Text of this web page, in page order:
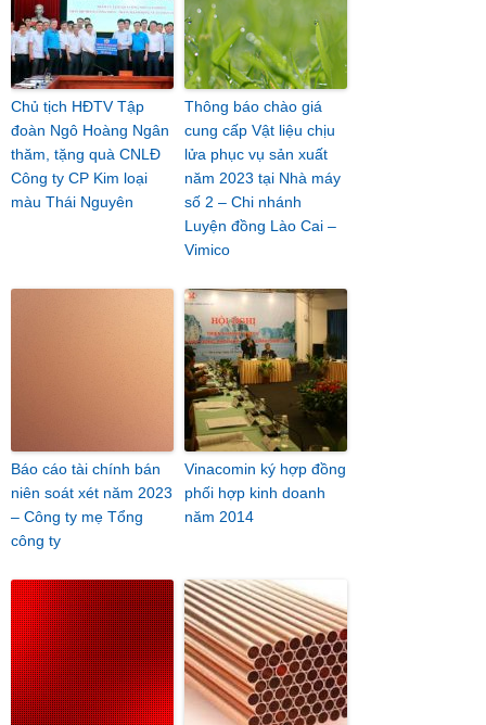
Chủ tịch HĐTV Tập
đoàn Ngô Hoàng Ngân
thăm, tặng quà CNLĐ
Công ty CP Kim loại
màu Thái Nguyên
Thông báo chào giá
cung cấp Vật liệu chịu
lửa phục vụ sản xuất
năm 2023 tại Nhà máy
số 2 – Chi nhánh
Luyện đồng Lào Cai –
Vimico
Báo cáo tài chính bán
niên soát xét năm 2023
– Công ty mẹ Tổng
công ty
Vinacomin ký hợp đồng
phối hợp kinh doanh
năm 2014